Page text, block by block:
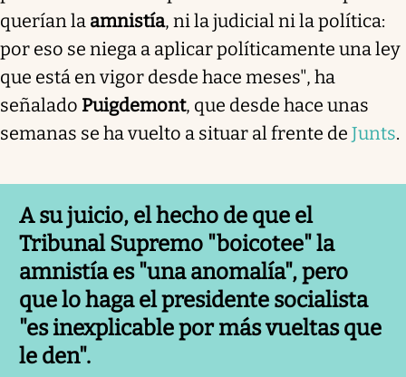
querían la amnistía, ni la judicial ni la política:
por eso se niega a aplicar políticamente una ley
que está en vigor desde hace meses", ha
señalado Puigdemont, que desde hace unas
semanas se ha vuelto a situar al frente de Junts.
A su juicio, el hecho de que el
Tribunal Supremo "boicotee" la
amnistía es "una anomalía", pero
que lo haga el presidente socialista
"es inexplicable por más vueltas que
le den".